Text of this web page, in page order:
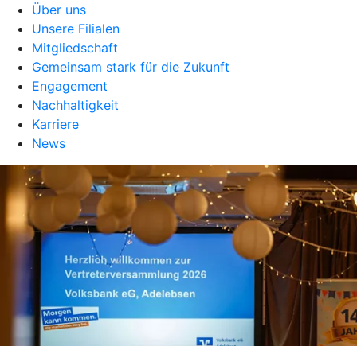
Über uns
Unsere Filialen
Mitgliedschaft
Gemeinsam stark für die Zukunft
Engagement
Nachhaltigkeit
Karriere
News